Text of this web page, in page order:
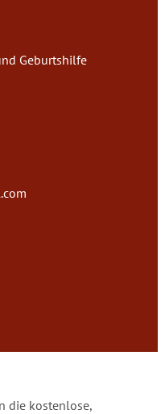
Geburtshilfe
die kostenlose,